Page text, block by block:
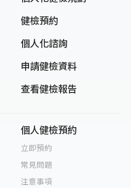
健檢預約
個人化諮詢
申請健檢資料
查看健檢報告
個人健檢預約
立即預約
常見問題
注意事項